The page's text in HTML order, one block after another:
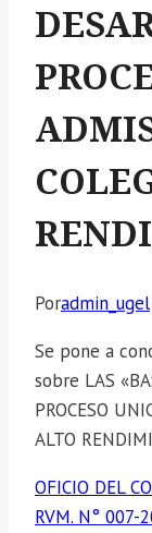
Poradmin_ugel
Se pone a
sobre LAS
PROCESO
ALTO
OFICIO DEL
RVM. N° 007-